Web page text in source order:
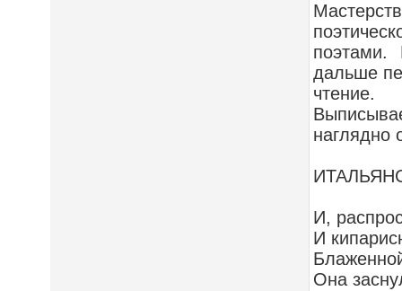
поэтами.
дальше
чтение.
наглядно
И,
И
Она